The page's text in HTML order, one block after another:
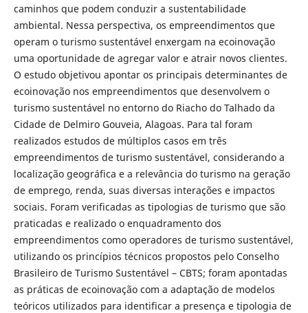
caminhos que podem conduzir a sustentabilidade
ambiental. Nessa perspectiva, os empreendimentos que
operam o turismo sustentável enxergam na ecoinovação
uma oportunidade de agregar valor e atrair novos clientes.
O estudo objetivou apontar os principais determinantes de
ecoinovação nos empreendimentos que desenvolvem o
turismo sustentável no entorno do Riacho do Talhado da
Cidade de Delmiro Gouveia, Alagoas. Para tal foram
realizados estudos de múltiplos casos em três
empreendimentos de turismo sustentável, considerando a
localização geográfica e a relevância do turismo na geração
de emprego, renda, suas diversas interações e impactos
sociais. Foram verificadas as tipologias de turismo que são
praticadas e realizado o enquadramento dos
empreendimentos como operadores de turismo sustentável,
utilizando os princípios técnicos propostos pelo Conselho
Brasileiro de Turismo Sustentável – CBTS; foram apontadas
as práticas de ecoinovação com a adaptação de modelos
teóricos utilizados para identificar a presença e tipologia de